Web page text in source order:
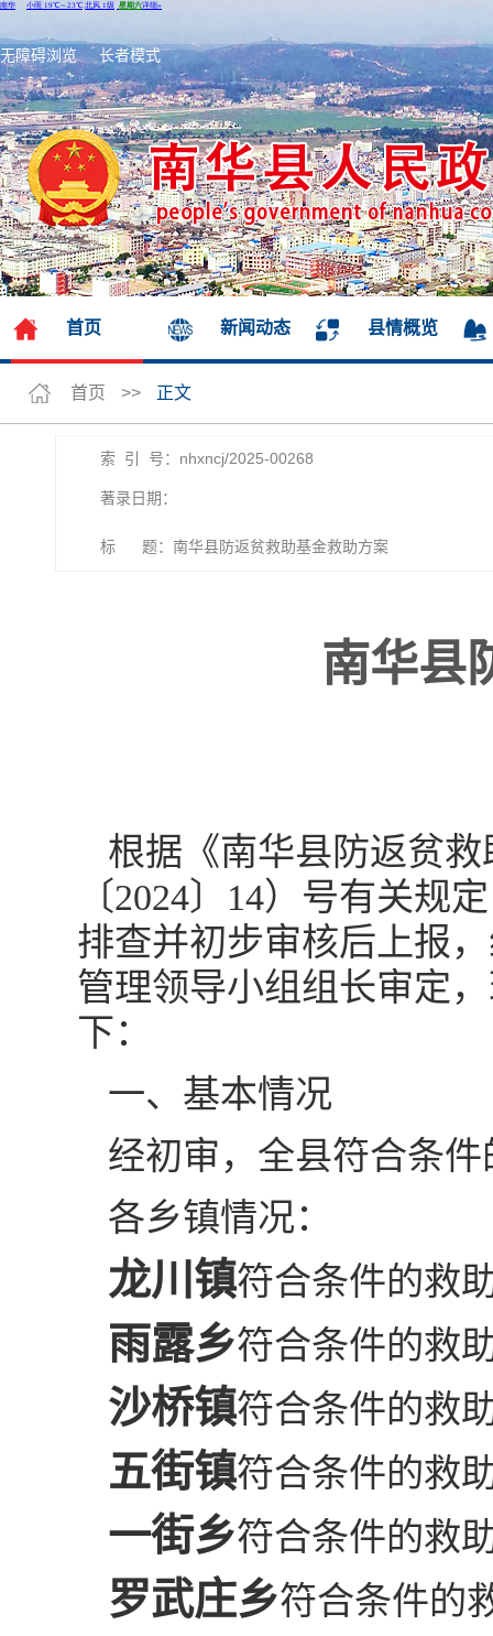
无障碍浏览 长者模式
首页 新闻动态 县情概览
首页 >> 正文
索 引 号：nhxncj/2025-00268
著录日期：
标 题：南华县防返贫救助基金救助方案
南华县
根据《南华县防返贫
〔2024〕14）号有关规
排查并初步审核后上报
管理领导小组组长审定
下：
一、基本情况
经初审，全县符合条
各乡镇情况：
龙川镇符合条件的救
雨露乡符合条件的救
沙桥镇符合条件的救
五街镇符合条件的救
一街乡符合条件的救
罗武庄乡符合条件的